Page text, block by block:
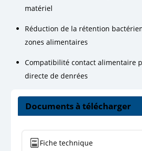
matériel
Réduction de la rétention
zones alimentaires
Compatibilité contact alimentaire
directe de denrées
Documents à télécharger
Fiche technique